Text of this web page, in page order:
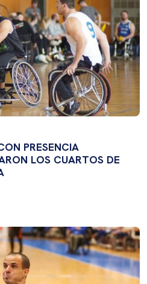
PRESENCIA
LOS CUARTOS DE